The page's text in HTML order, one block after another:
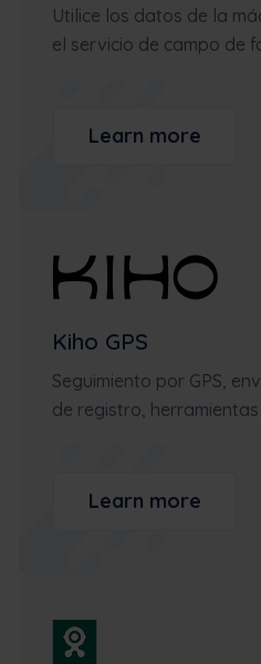
Utilice los datos de la
el servicio de campo de
Learn more
Kiho GPS
Seguimiento por GPS,
de registro,
Learn more